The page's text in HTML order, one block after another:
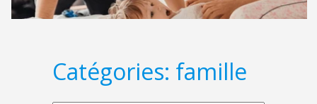
Catégories: famille